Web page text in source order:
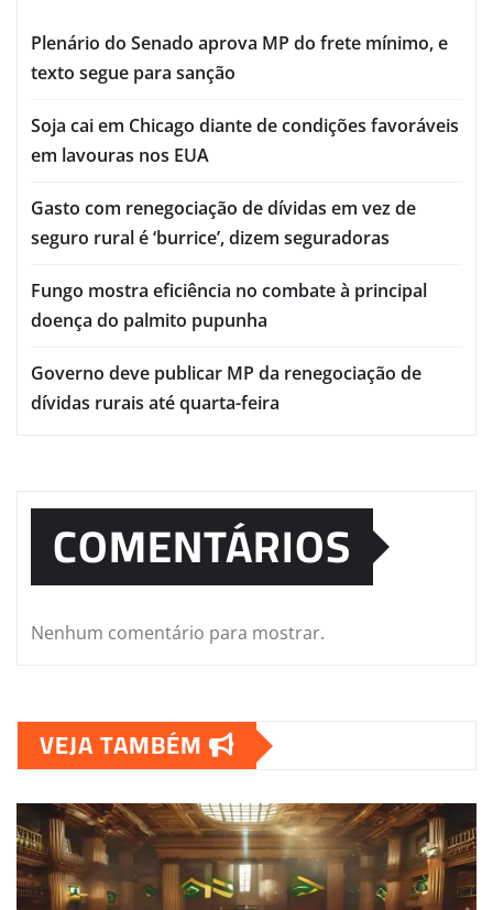
Plenário do Senado aprova MP do frete mínimo, e
texto segue para sanção
Soja cai em Chicago diante de condições favoráveis
em lavouras nos EUA
Gasto com renegociação de dívidas em vez de
seguro rural é ‘burrice’, dizem seguradoras
Fungo mostra eficiência no combate à principal
doença do palmito pupunha
Governo deve publicar MP da renegociação de
dívidas rurais até quarta-feira
COMENTÁRIOS
Nenhum comentário para mostrar.
VEJA TAMBÉM